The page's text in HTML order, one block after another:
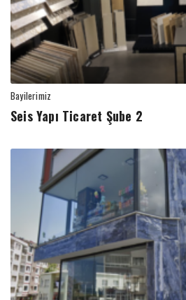
Bayilerimiz
Seis Yapı Ticaret Şube 2